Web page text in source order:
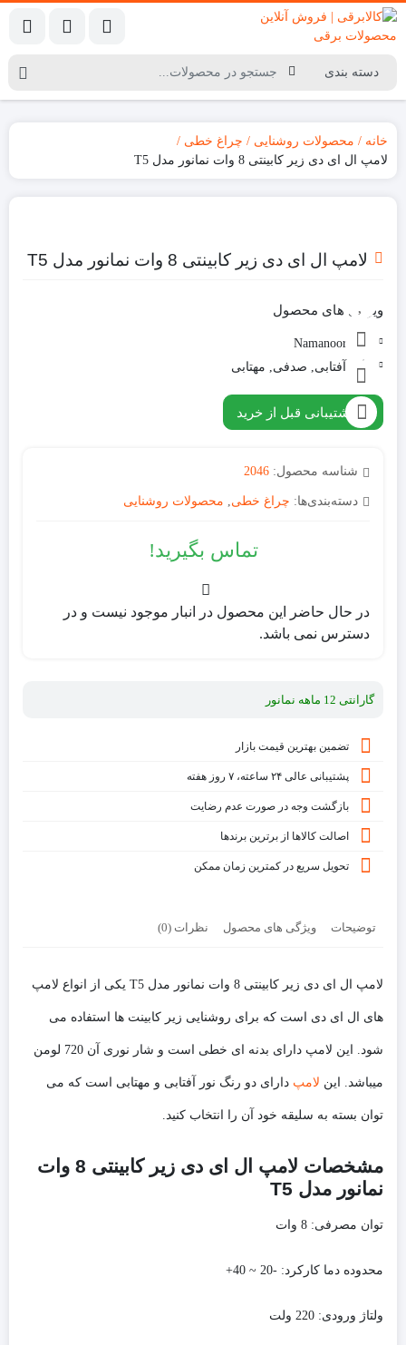
خانه محصولات روشنایی
چراغ خطی
لامپ ال ای دی زیر کابینتی 8 وات نمانور مدل T5
لامپ ال ای دی زیر کابینتی 8 وات نمانور مدل T5
ویژگی های محصول
برند:
Namanoor
رنگ:
آفتابی, صدفی, مهتابی
پشتیبانی قبل از خرید
شناسه محصول: 2046
دسته‌بندی‌ها: چراغ خطی محصولات روشنایی
تماس بگیرید!
در حال حاضر این محصول در انبار موجود نیست و در
دسترس نمی باشد.
گارانتی 12 ماهه نمانور
تضمین بهترین قیمت بازار
پشتیبانی عالی ۲۴ ساعته، ۷ روز هفته
بازگشت وجه در صورت عدم رضایت
اصالت کالاها از برترین برندها
تحویل سریع در کمترین زمان ممکن
توضیحات ویژگی های محصول نظرات (0)
لامپ ال ای دی زیر کابینتی 8 وات نمانور مدل T5 یکی از انواع لامپ
های ال ای دی است که برای روشنایی زیر کابینت ها استفاده می
شود. این لامپ دارای بدنه ای خطی است و شار نوری آن 720 لومن
می‎باشد. این لامپ دارای دو رنگ نور آفتابی و مهتابی است که می
توان بسته به سلیقه خود آن را انتخاب کنید.
مشخصات لامپ ال ای دی زیر کابینتی 8 وات
نمانور مدل T5
توان مصرفی:
محدوده دما کارکرد: -20 ~ 40+
ولتاژ ورودی: